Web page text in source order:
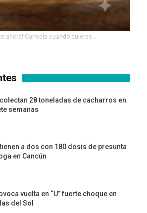
ahora! Cancela cuando quieras...
28 toneladas de cacharros en
semanas
a dos con 180 dosis de presunta
en Cancún
vuelta en “U” fuerte choque en
del Sol